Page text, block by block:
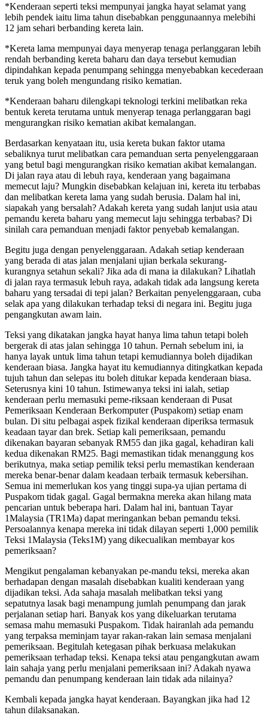
*Kenderaan seperti teksi mempunyai jangka hayat selamat yang
lebih pendek iaitu lima tahun disebabkan penggunaannya melebihi
12 jam sehari berbanding kereta lain.
*Kereta lama mempunyai daya menyerap tenaga perlanggaran lebih
rendah berbanding kereta baharu dan daya tersebut kemudian
dipindahkan kepada penumpang sehingga menyebabkan kecederaan
teruk yang boleh mengundang risiko kematian.
*Kenderaan baharu dilengkapi teknologi terkini melibatkan reka
bentuk kereta terutama untuk menyerap tenaga perlanggaran bagi
mengurangkan risiko kematian akibat kemalangan.
Berdasarkan kenyataan itu, usia kereta bukan faktor utama
sebaliknya turut melibatkan cara pemanduan serta penyelenggaraan
yang betul bagi mengurangkan risiko kematian akibat kemalangan.
Di jalan raya atau di lebuh raya, kenderaan yang bagaimana
memecut laju? Mungkin disebabkan kelajuan ini, kereta itu terbabas
dan melibatkan kereta lama yang sudah berusia. Dalam hal ini,
siapakah yang bersalah? Adakah kereta yang sudah lanjut usia atau
pemandu kereta baharu yang memecut laju sehingga terbabas? Di
sinilah cara pemanduan menjadi faktor penyebab kemalangan.
Begitu juga dengan penyelenggaraan. Adakah setiap kenderaan
yang berada di atas jalan menjalani ujian berkala sekurang-
kurangnya setahun sekali? Jika ada di mana ia dilakukan? Lihatlah
di jalan raya termasuk lebuh raya, adakah tidak ada langsung kereta
baharu yang tersadai di tepi jalan? Berkaitan penyelenggaraan, cuba
selak apa yang dilakukan terhadap teksi di negara ini. Begitu juga
pengangkutan awam lain.
Teksi yang dikatakan jangka hayat hanya lima tahun tetapi boleh
bergerak di atas jalan sehingga 10 tahun. Pernah sebelum ini, ia
hanya layak untuk lima tahun tetapi kemudiannya boleh dijadikan
kenderaan biasa. Jangka hayat itu kemudiannya ditingkatkan kepada
tujuh tahun dan selepas itu boleh ditukar kepada kenderaan biasa.
Seterusnya kini 10 tahun. Istimewanya teksi ini ialah, setiap
kenderaan perlu memasuki peme-riksaan kenderaan di Pusat
Pemeriksaan Kenderaan Berkomputer (Puspakom) setiap enam
bulan. Di situ pelbagai aspek fizikal kenderaan diperiksa termasuk
keadaan tayar dan brek. Setiap kali pemeriksaan, pemandu
dikenakan bayaran sebanyak RM55 dan jika gagal, kehadiran kali
kedua dikenakan RM25. Bagi memastikan tidak menanggung kos
berikutnya, maka setiap pemilik teksi perlu memastikan kenderaan
mereka benar-benar dalam keadaan terbaik termasuk kebersihan.
Semua ini memerlukan kos yang tinggi supa-ya ujian pertama di
Puspakom tidak gagal. Gagal bermakna mereka akan hilang mata
pencarian untuk beberapa hari. Dalam hal ini, bantuan Tayar
1Malaysia (TR1Ma) dapat meringankan beban pemandu teksi.
Persoalannya kenapa mereka ini tidak dilayan seperti 1,000 pemilik
Teksi 1Malaysia (Teks1M) yang dikecualikan membayar kos
pemeriksaan?
Mengikut pengalaman kebanyakan pe-mandu teksi, mereka akan
berhadapan dengan masalah disebabkan kualiti kenderaan yang
dijadikan teksi. Ada sahaja masalah melibatkan teksi yang
sepatutnya lasak bagi menampung jumlah penumpang dan jarak
perjalanan setiap hari. Banyak kos yang dikeluarkan terutama
semasa mahu memasuki Puspakom. Tidak hairanlah ada pemandu
yang terpaksa meminjam tayar rakan-rakan lain semasa menjalani
pemeriksaan. Begitulah ketegasan pihak berkuasa melakukan
pemeriksaan terhadap teksi. Kenapa teksi atau pengangkutan awam
lain sahaja yang perlu menjalani pemeriksaan ini? Adakah nyawa
pemandu dan penumpang kenderaan lain tidak ada nilainya?
Kembali kepada jangka hayat kenderaan. Bayangkan jika had 12
tahun dilaksanakan.